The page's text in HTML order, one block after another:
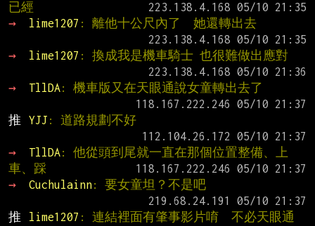
已經
→
lime1207 : 離他十公尺內了  她還轉出去
→
lime1207 : 換成我是機車騎士 也很難做出應對
→
TllDA: 機車版又在天眼通說女童轉出去了
推
YJJ : 道路規劃不好
→
TllDA: 他從頭到尾就一直在那個位置整備、上
車、踩
→
Cuchulainn: 要女童坦？不是吧
推
lime1207 : 連結裡面有肇事影片唷  不必天眼通